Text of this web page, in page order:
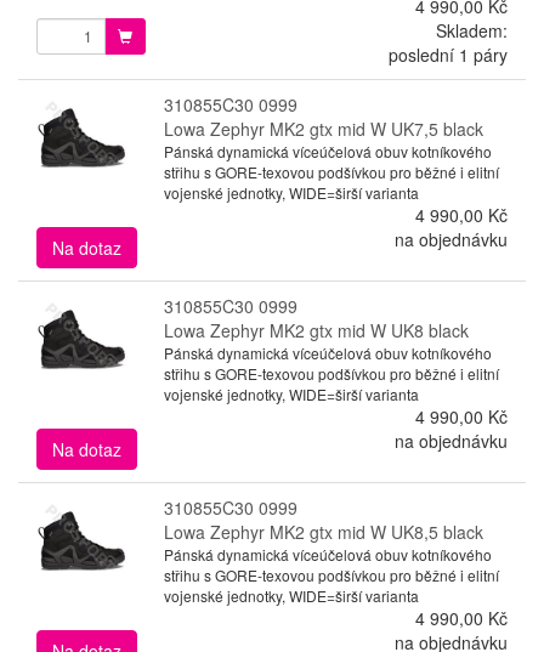
4 990,00 Kč
Skladem:
poslední 1 páry
310855C30 0999
Lowa Zephyr MK2 gtx mid W UK7,5 black
Pánská dynamická víceúčelová obuv kotníkového
střihu s GORE-texovou podšívkou pro běžné i elitní
vojenské jednotky, WIDE=širší varianta
4 990,00 Kč
Na dotaz
na objednávku
310855C30 0999
Lowa Zephyr MK2 gtx mid W UK8 black
Pánská dynamická víceúčelová obuv kotníkového
střihu s GORE-texovou podšívkou pro běžné i elitní
vojenské jednotky, WIDE=širší varianta
4 990,00 Kč
Na dotaz
na objednávku
310855C30 0999
Lowa Zephyr MK2 gtx mid W UK8,5 black
Pánská dynamická víceúčelová obuv kotníkového
střihu s GORE-texovou podšívkou pro běžné i elitní
vojenské jednotky, WIDE=širší varianta
4 990,00 Kč
na objednávku